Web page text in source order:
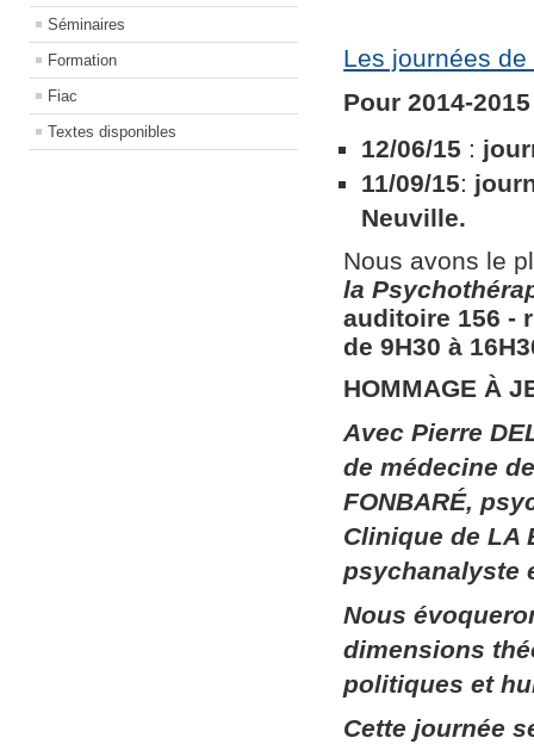
Séminaires
Formation
Fiac
Textes disponibles
Les journées
Pour 2014-
12/06/15 :
11/09/15:
Neuville.
Nous avons le
la
auditoire 156​ ​-
de 9H30 à
HOMMAGE À
Avec Pierre
de médecine
FONBARÉ,
Clinique de LA
psychanalyste
Nous
dimensions
politiques et
Cette journée